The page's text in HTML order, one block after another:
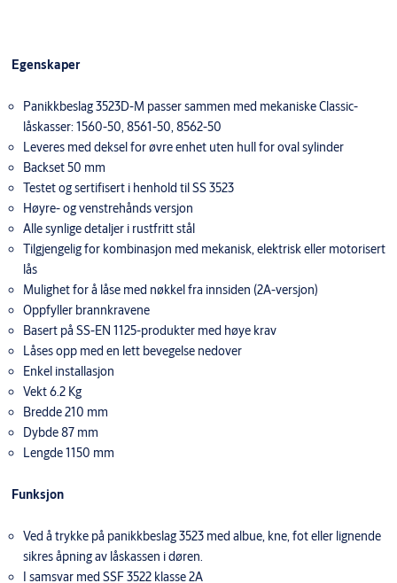
Egenskaper
Panikkbeslag 3523D-M passer sammen med mekaniske Classic-
låskasser: 1560-50, 8561-50, 8562-50
Leveres med deksel for øvre enhet uten hull for oval sylinder
Backset 50 mm
Testet og sertifisert i henhold til SS 3523
Høyre- og venstrehånds versjon
Alle synlige detaljer i rustfritt stål
Tilgjengelig for kombinasjon med mekanisk, elektrisk eller motorisert
lås
Mulighet for å låse med nøkkel fra innsiden (2A-versjon)
Oppfyller brannkravene
Basert på SS-EN 1125-produkter med høye krav
Låses opp med en lett bevegelse nedover
Enkel installasjon
Vekt 6.2 Kg
Bredde 210 mm
Dybde 87 mm
Lengde 1150 mm
Funksjon
Ved å trykke på panikkbeslag 3523 med albue, kne, fot eller lignende
sikres åpning av låskassen i døren.
I samsvar med SSF 3522 klasse 2A